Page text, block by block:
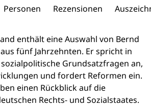
Personen Rezensionen
enthält eine Auswahl von Bernd
fünf Jahrzehnten. Er spricht in
Grundsatzfragen an,
und fordert Reformen ein.
einen Rückblick auf die
Rechts- und Sozialstaates.